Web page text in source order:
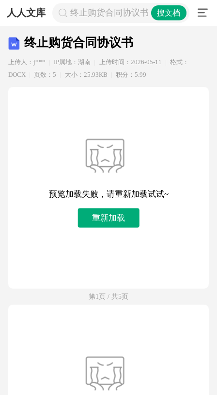
人人文库 终止购货合同协议书 搜文档
终止购货合同协议书
上传人：j*** IP属地：湖南 上传时间：2026-05-11
格式：
DOCX
页数：5 大小：25.93KB 积分：5.99
预览加载失败，请重新加载试试~
重新加载
第1页 / 共5页